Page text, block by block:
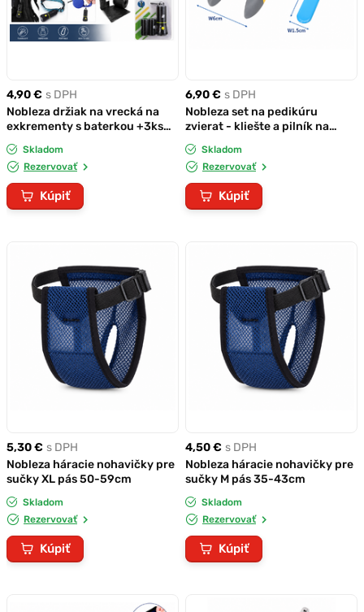
4,90 € s DPH
Nobleza držiak na vrecká na
exkrementy s baterkou +3ks
náhradná náplň vreciek
Skladom
Rezervovať
Kúpiť
6,90 € s DPH
Nobleza set na pedikúru
zvierat - kliešte a pilník na
nechty
Skladom
Rezervovať
Kúpiť
5,30 € s DPH
Nobleza háracie nohavičky pre
sučky XL pás 50-59cm
Skladom
Rezervovať
Kúpiť
4,50 € s DPH
Nobleza háracie nohavičky pre
sučky M pás 35-43cm
Skladom
Rezervovať
Kúpiť